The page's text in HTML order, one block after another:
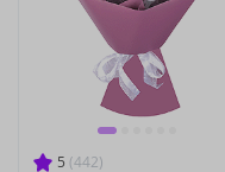
5 (442)